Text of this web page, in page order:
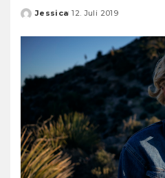
Posted
Jessica 12. Juli 2019